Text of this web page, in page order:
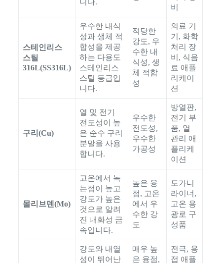
비
스테인리스
스틸
316L(SS316L)
우수한 내식
성과 생체 적
합성을 제공
하는 다용도
스테인리스
스틸 등급입
니다.
적당한
강도, 우
수한 내
식성, 생
체 적합
성
의료 기
기, 화학
처리 장
비, 식음
료 애플
리케이
션
구리(Cu)
열 및 전기
전도성이 높
은 순수 구리
분말을 사용
합니다.
우수한
전도성,
우수한
가공성
방열판,
전기 부
품, 열
관리 애
플리케
이션
몰리브덴(Mo)
고온에서 녹
는점이 높고
강도가 높은
것으로 알려
진 내화성 금
속입니다.
높은 융
점, 고온
에서 우
수한 강
도
도가니
라이너,
고온 용
광로 구
성품
강도와 내열
성이 뛰어난
매우 높
은 융점,
전극, 용
접 애플